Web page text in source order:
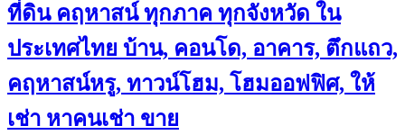
ที่ดิน คฤหาสน์ ทุกภาค ทุกจังหวัด ใน
ประเทศไทย บ้าน, คอนโด, อาคาร, ตึกแถว,
คฤหาสน์หรู, ทาวน์โฮม, โฮมออฟฟิศ, ให้
เช่า หาคนเช่า ขาย